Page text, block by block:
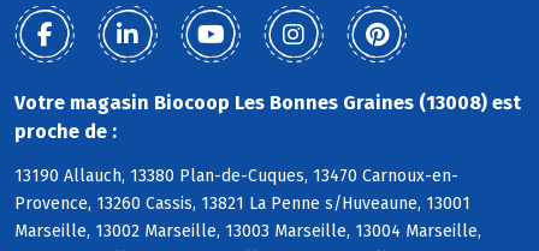
Votre magasin Biocoop Les Bonnes Graines (13008) est
proche de :
13190 Allauch, 13380 Plan-de-Cuques, 13470 Carnoux-en-
Provence, 13260 Cassis, 13821 La Penne s/Huveaune, 13001
Marseille, 13002 Marseille, 13003 Marseille, 13004 Marseille,